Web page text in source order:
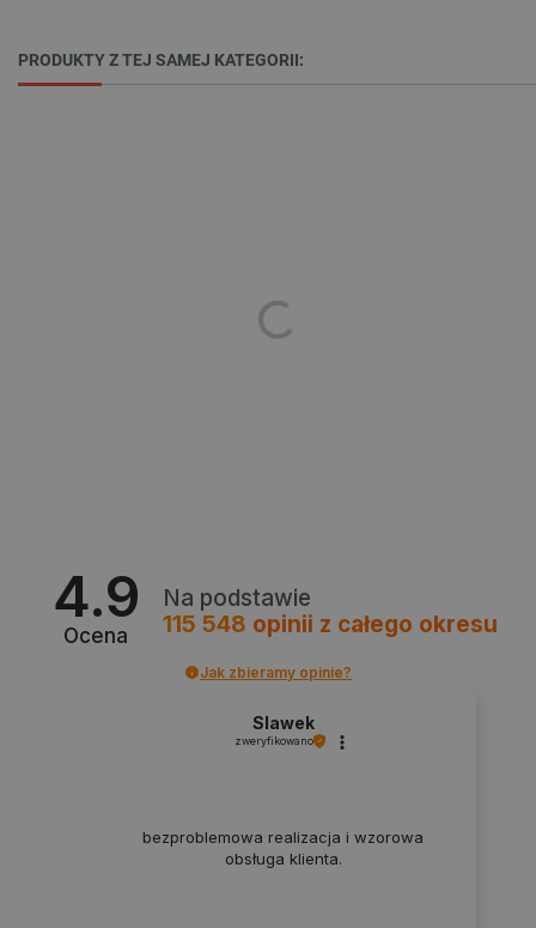
PRODUKTY Z TEJ SAMEJ KATEGORII:
4.9
Ocena
Na podstawie
115 548 opinii z całego okresu
Jak zbieramy opinie?
Slawek
zweryfikowano
bezproblemowa realizacja i wzorowa
obsługa klienta.
FUNKCJONALNOŚĆ
Bez niezbędnych plików cookie nie można
prawidłowo korzystać ze strony internetowej.
VISITOR_PRIVACY_METADATA
YouTube